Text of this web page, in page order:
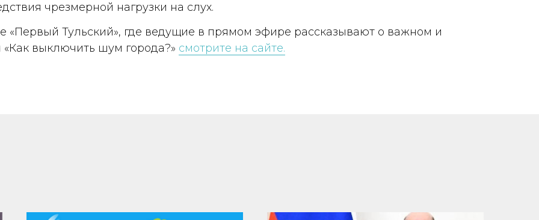
чрезмерной нагрузки на слух.
«Первый Тульский», где ведущие в прямом эфире рассказывают о важном и
выключить шум города?» смотрите на сайте.